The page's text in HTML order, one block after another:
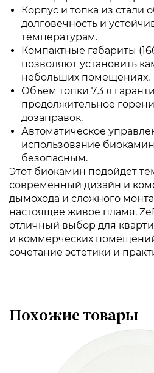
Корпус и топка из стали
долговечность и
температурам.
Компактные габариты
позволяют установить
небольших помещениях.
Объем топки 7,3 л
продолжительное
дозаправок.
Автоматическое
использование
безопасным.
Этот биокамин подойдет
современный дизайн и
дымохода и сложного
настоящее живое пламя.
отличный выбор для
и коммерческих
сочетание эстетики и
Похожие товары